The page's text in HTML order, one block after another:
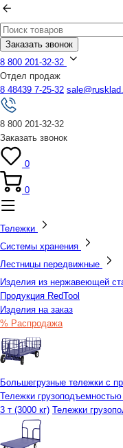
Заказать звонок
8 800 201-32-32
Отдел продаж
8 48439 7-25-32
8 800 201-32-32
Заказать звонок
0
0
Тележки
Системы хранения
Лестницы передвижные
Изделия из нержавеющей
Продукция RedTool
Изделия на заказ
% Распродажа
Большегрузные тележки с
Тележки грузоподъемностью
3 т (3000 кг) Тележки